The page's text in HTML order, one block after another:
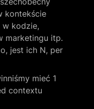
kontekście
w kodzie,
marketingu itp.
jest ich N, per
mieć 1
contextu